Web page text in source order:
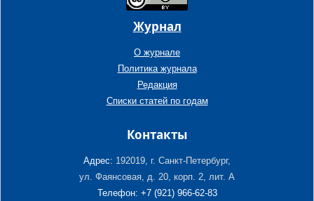
Журнал
О журнале
Политика журнала
Редакция
Списки статей по годам
Контакты
Адрес: 192019, г. Санкт-Петербург,
ул. Фаянсовая, д. 20, корп. 2, лит. А
Телефон: +7 (921) 966-62-83